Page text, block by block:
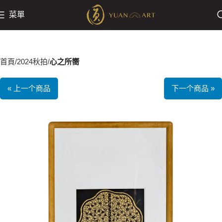
菜單
首頁 2024秋拍 心之所嚮
« 上一个商品 下一个商品 »